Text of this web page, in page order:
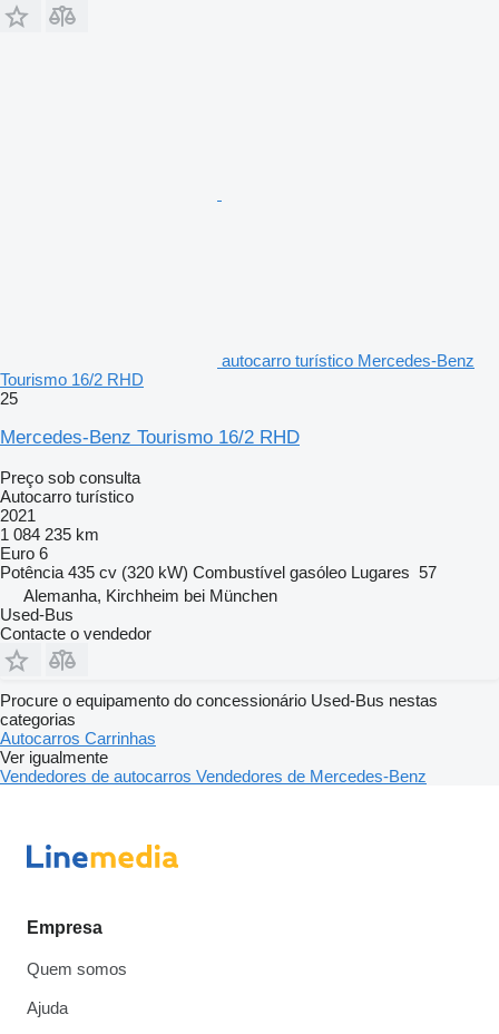
autocarro turístico Mercedes-Benz
Tourismo 16/2 RHD
25
Mercedes-Benz Tourismo 16/2 RHD
Preço sob consulta
Autocarro turístico
2021
1 084 235 km
Euro 6
Potência 435 cv (320 kW) Combustível gasóleo Lugares 57
Alemanha, Kirchheim bei München
Used-Bus
Contacte o vendedor
Procure o equipamento do concessionário Used-Bus nestas
categorias
Autocarros Carrinhas
Ver igualmente
Vendedores de autocarros Vendedores de Mercedes-Benz
Empresa
Quem somos
Ajuda